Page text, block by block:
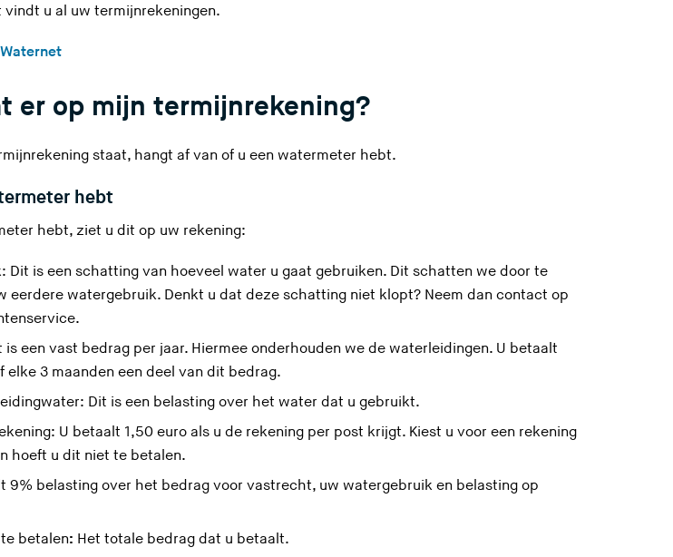
z
t
vindt u al uw termijnrekeningen.
er op mijn termijnrekening?
rekening staat, hangt af van of u een watermeter hebt.
hebt
hebt, ziet u dit op uw rekening:
Dit is een schatting van hoeveel water u gaat gebruiken. Dit schatten we door te
eerdere watergebruik. Denkt u dat deze schatting niet klopt? Neem dan contact op
.
is een vast bedrag per jaar. Hiermee onderhouden we de waterleidingen. U betaalt
elke 3 maanden een deel van dit bedrag.
Dit is een belasting over het water dat u gebruikt.
U betaalt 1,50 euro als u de rekening per post krijgt. Kiest u voor een rekening
hoeft u dit niet te betalen.
9% belasting over het bedrag voor vastrecht, uw watergebruik en belasting op
betalen: Het totale bedrag dat u betaalt.